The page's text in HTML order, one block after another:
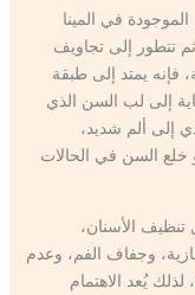
في المينا
ثم تتطور إلى تجاويف
فإنه يمتد إلى طبقة
إلى لب السن الذي
إلى ألم شديد،
خلع السن في الحالات
تنظيف الأسنان،
وجفاف الفم، وعدم
يُعد الاهتمام